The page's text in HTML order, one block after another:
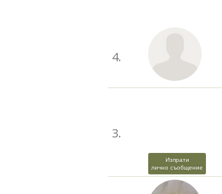
4.
3.
Изпрати
лично съобщение